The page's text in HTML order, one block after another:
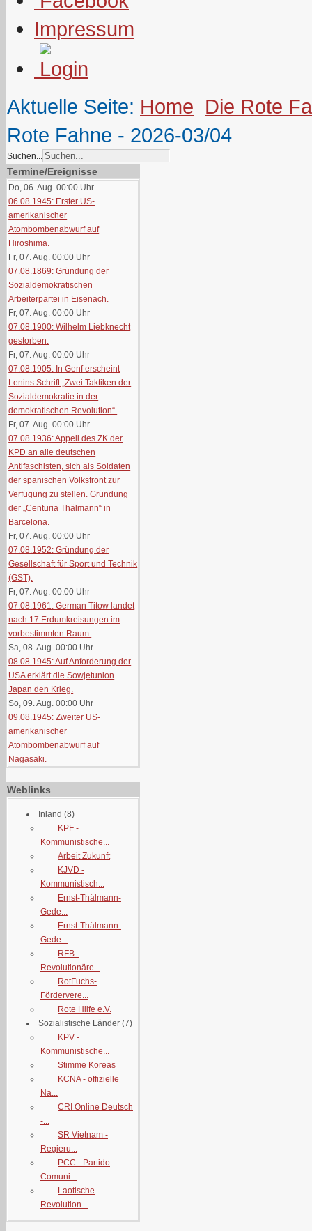
Impressum
Aktuelle Seite: Home Die Rote
Rote Fahne - 2026-03/04
Suchen...
Termine/Ereignisse
Do, 06. Aug. 00:00 Uhr
06.08.1945: Erster US-
amerikanischer
Atombombenabwurf auf
Hiroshima.
Fr, 07. Aug. 00:00 Uhr
07.08.1869: Gründung der
Sozialdemokratischen
Arbeiterpartei in Eisenach.
Fr, 07. Aug. 00:00 Uhr
07.08.1900: Wilhelm Liebknecht
gestorben.
Fr, 07. Aug. 00:00 Uhr
07.08.1905: In Genf erscheint
Lenins Schrift „Zwei Taktiken der
Sozialdemokratie in der
demokratischen Revolution“.
Fr, 07. Aug. 00:00 Uhr
07.08.1936: Appell des ZK der
KPD an alle deutschen
Antifaschisten, sich als Soldaten
der spanischen Volksfront zur
Verfügung zu stellen. Gründung
der „Centuria Thälmann“ in
Barcelona.
Fr, 07. Aug. 00:00 Uhr
07.08.1952: Gründung der
Gesellschaft für Sport und Technik
(GST).
Fr, 07. Aug. 00:00 Uhr
07.08.1961: German Titow landet
nach 17 Erdumkreisungen im
vorbestimmten Raum.
Sa, 08. Aug. 00:00 Uhr
08.08.1945: Auf Anforderung der
USA erklärt die Sowjetunion
Japan den Krieg.
So, 09. Aug. 00:00 Uhr
09.08.1945: Zweiter US-
amerikanischer
Atombombenabwurf auf
Nagasaki.
Weblinks
Inland (8)
KPF -
Kommunistische...
Arbeit Zukunft
KJVD -
Kommunistisch...
Ernst-Thälmann-
Gede...
Ernst-Thälmann-
Gede...
RFB -
Revolutionäre...
RotFuchs-
Fördervere...
Rote Hilfe e.V.
Sozialistische Länder (7)
KPV -
Kommunistische...
Stimme Koreas
KCNA - offizielle
Na...
CRI Online Deutsch
-...
SR Vietnam -
Regieru...
PCC - Partido
Comuni...
Laotische
Revolution...